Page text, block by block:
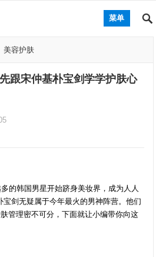
菜单
美容护肤
跟宋仲基朴宝剑学学护肤心
的韩国男星开始跻身美妆界，成为人人
剑无疑属于今年最火的男神阵营。他们
管理密不可分，下面就让小编带你向这